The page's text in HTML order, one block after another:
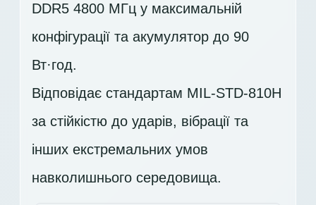
DDR5 4800 МГц у максимальній
конфігурації та акумулятор до 90
Вт·год.
Відповідає стандартам MIL-STD-810H
за стійкістю до ударів, вібрації та
інших екстремальних умов
навколишнього середовища.